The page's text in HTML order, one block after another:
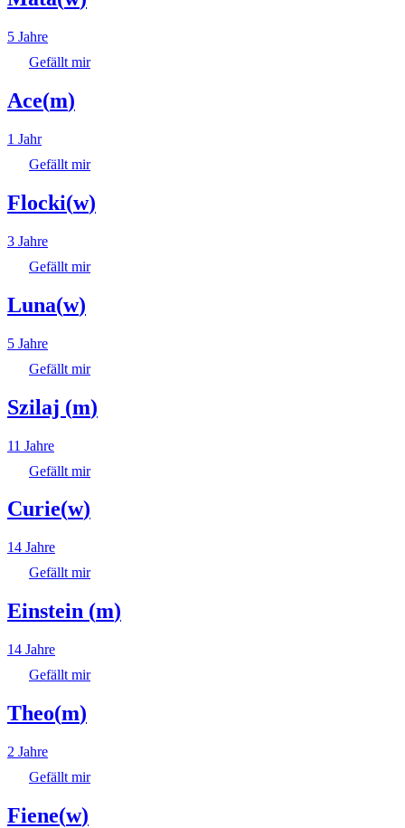
5 Jahre
Gefällt mir
Ace(m)
1 Jahr
Gefällt mir
Flocki(w)
3 Jahre
Gefällt mir
Luna(w)
5 Jahre
Gefällt mir
Szilaj (m)
11 Jahre
Gefällt mir
Curie(w)
14 Jahre
Gefällt mir
Einstein (m)
14 Jahre
Gefällt mir
Theo(m)
2 Jahre
Gefällt mir
Fiene(w)